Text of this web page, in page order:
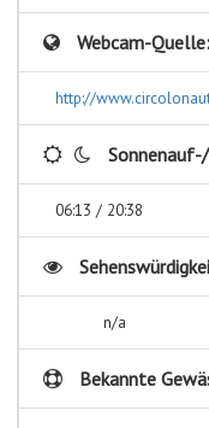
Webcam-Quelle:
http://
06:13 / 20:38
n/a
Bekannte